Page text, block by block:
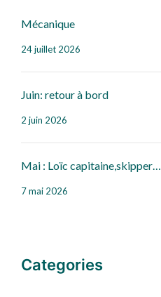
Mécanique
24 juillet 2026
Juin: retour à bord
2 juin 2026
Mai : Loïc capitaine,skipper…
7 mai 2026
Categories